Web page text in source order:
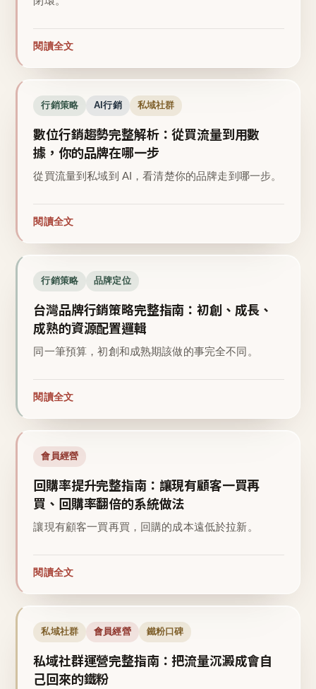
閱讀全文
行銷策略 AI行銷 私域社群
數位行銷趨勢完整解析：從買流量到用數
據，你的品牌在哪一步
從買流量到私域到 AI，看清楚你的品牌走到哪一步。
閱讀全文
行銷策略 品牌定位
台灣品牌行銷策略完整指南：初創、成長、
成熟的資源配置邏輯
同一筆預算，初創和成熟期該做的事完全不同。
閱讀全文
會員經營
回購率提升完整指南：讓現有顧客一買再
買、回購率翻倍的系統做法
讓現有顧客一買再買，回購的成本遠低於拉新。
閱讀全文
私域社群 會員經營 鐵粉口碑
私域社群運營完整指南：把流量沉澱成會自
己回來的鐵粉